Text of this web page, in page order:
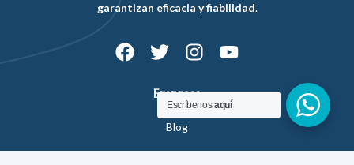
garantizan eficacia y fiabilidad.
Empresa
Blog
Escríbenosaquí